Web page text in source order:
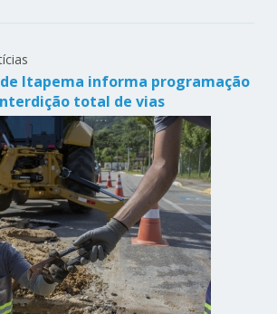
de Itapema informa programação
total de vias